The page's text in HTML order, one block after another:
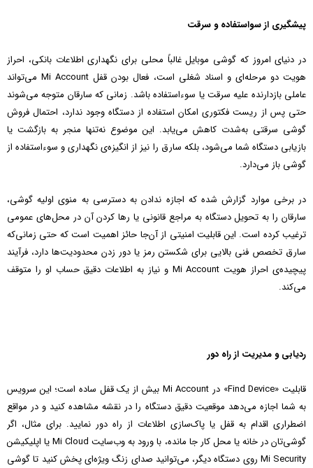
پیشگیری از سواستفاده و سرقت
در دنیای امروز که گوشی موبایل غالباً محلی برای نگهداری اطلاعات بانکی، احراز
هویت دو مرحله‌ای و اسناد شغلی است، فعال بودن قفل Mi Account می‌تواند
عاملی بازدارنده علیه سرقت یا سوءاستفاده باشد. زمانی که سارقان متوجه می‌شوند
حتی پس از ریست فکتوری امکان استفاده از دستگاه وجود ندارد، احتمال فروش
گوشی سرقتی به‌شدت کاهش می‌یابد. این موضوع نه‌تنها منجر به بازگشت یا
بازیابی دستگاه شما می‌شود، بلکه سارق را نیز از انگیزه‌ی نگهداری و سوءاستفاده از
گوشی باز می‌دارد.
در برخی موارد گزارش شده که اجازه ندادن به دسترسی به منوی اولیه گوشی،
سارقان را به تحویل دستگاه به مراجع قانونی یا رها کردن آن در محل‌های عمومی
ترغیب کرده است. این قابلیت امنیتی از آن‌جا حائز اهمیت است که حتی زمانی‌که
سارق تخصص فنی بالایی برای شکستن رمز یا دور زدن محدودیت‌ها دارد، فرآیند
پیچیده‌ی احراز هویت Mi Account و نیاز به اطلاعات دقیق حساب او را متوقف
می‌کند.
ردیابی و مدیریت از راه دور
قابلیت «Find Device» در Mi Account بیش از یک قفل ساده است؛ این سرویس
به شما اجازه می‌دهد موقعیت دقیق دستگاه را در نقشه مشاهده کنید و در مواقع
اضطراری اقدام به قفل یا پاک‌سازی اطلاعات از راه دور نمایید. برای مثال، اگر
گوشی‌تان در خانه یا محل کار جا مانده، با ورود به وب‌سایت Mi Cloud یا اپلیکیشن
Mi Security روی دستگاه دیگر، می‌توانید صدای زنگ ویژه‌ای پخش کنید تا گوشی